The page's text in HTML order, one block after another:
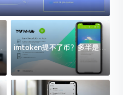
imtoken提不了币？多半是这
几件事没处理好